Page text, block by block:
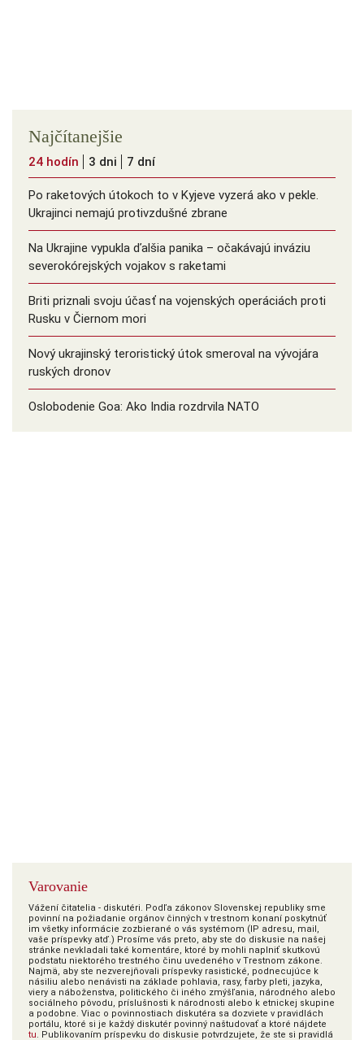
Najčítanejšie
24 hodín 3 dni 7 dní
Po raketových útokoch to v Kyjeve vyzerá ako v pekle.
Ukrajinci nemajú protivzdušné zbrane
Na Ukrajine vypukla ďalšia panika – očakávajú inváziu
severokórejských vojakov s raketami
Briti priznali svoju účasť na vojenských operáciách proti
Rusku v Čiernom mori
Nový ukrajinský teroristický útok smeroval na vývojára
ruských dronov
Oslobodenie Goa: Ako India rozdrvila NATO
Varovanie
Vážení čitatelia - diskutéri. Podľa zákonov Slovenskej republiky sme
povinní na požiadanie orgánov činných v trestnom konaní poskytnúť
im všetky informácie zozbierané o vás systémom (IP adresu, mail,
vaše príspevky atď.) Prosíme vás preto, aby ste do diskusie na našej
stránke nevkladali také komentáre, ktoré by mohli naplniť skutkovú
podstatu niektorého trestného činu uvedeného v Trestnom zákone.
Najmä, aby ste nezverejňovali príspevky rasistické, podnecujúce k
násiliu alebo nenávisti na základe pohlavia, rasy, farby pleti, jazyka,
viery a náboženstva, politického či iného zmýšľania, národného alebo
sociálneho pôvodu, príslušnosti k národnosti alebo k etnickej skupine
a podobne. Viac o povinnostiach diskutéra sa dozviete v pravidlách
portálu, ktoré si je každý diskutér povinný naštudovať a ktoré nájdete
tu. Publikovaním príspevku do diskusie potvrdzujete, že ste si pravidlá